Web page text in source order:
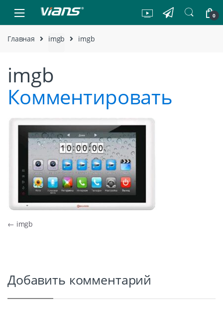
Skip to navigation
Skip to content
0
Главная imgb imgb
imgb
Комментировать
Навигация по записям
← imgb
Добавить комментарий